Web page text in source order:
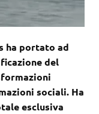
ha portato ad
del
sociali. Ha
esclusiva